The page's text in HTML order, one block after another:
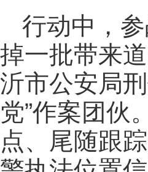
行动中，
掉一批带来
沂市公安局
党”作案团伙
点、尾随跟